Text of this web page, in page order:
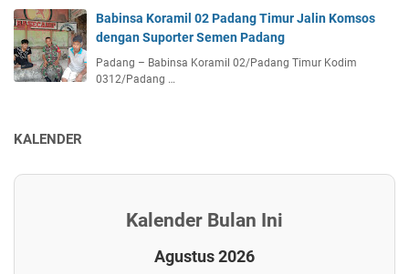
Babinsa Koramil 02 Padang Timur Jalin Komsos
dengan Suporter Semen Padang
Padang – Babinsa Koramil 02/Padang Timur Kodim
0312/Padang …
KALENDER
Kalender Bulan Ini
Agustus 2026